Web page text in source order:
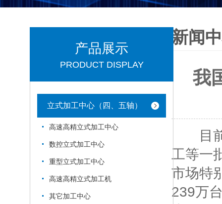
产品展示
PRODUCT DISPLAY
立式加工中心（四、五轴）
高速高精立式加工中心
数控立式加工中心
重型立式加工中心
高速高精立式加工机
其它加工中心
新闻
我
目前
工等一
市场特
239万